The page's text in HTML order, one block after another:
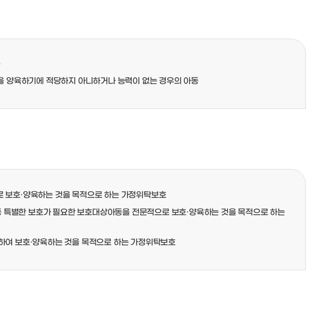
양육하기에 적당하지 아니하거나 능력이 없는 경우의 아동
호·양육하는 것을 목적으로 하는 가정위탁보호
별한 보호가 필요한 보호대상아동을 전문적으로 보호·양육하는 것을 목적으로 하는
보호·양육하는 것을 목적으로 하는 가정위탁보호